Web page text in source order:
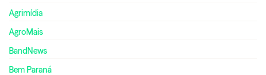
Agrimídia
AgroMais
BandNews
Bem Paraná